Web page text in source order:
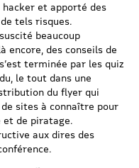
hacker et apporté des
tels risques.
beaucoup
encore, des conseils de
terminée par les quiz
le tout dans une
du flyer qui
sites à connaître pour
et de piratage.
aux dires des